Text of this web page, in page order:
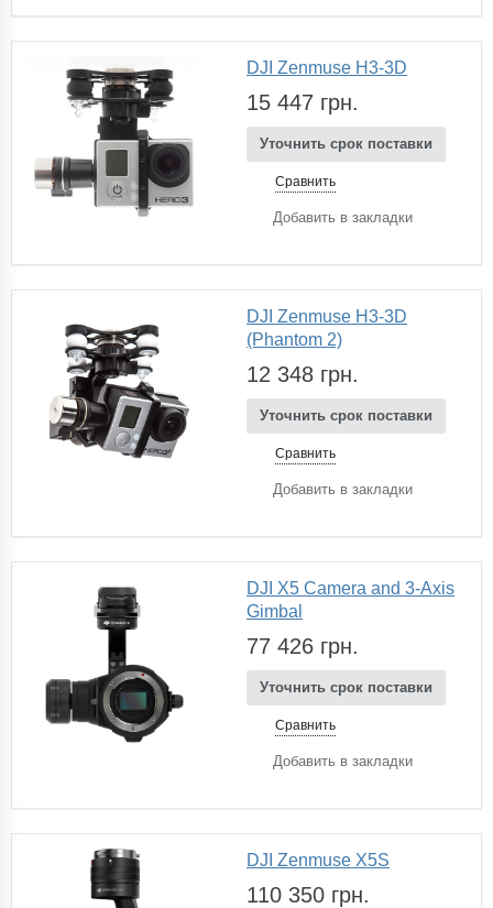
DJI Zenmuse H3-3D
15 447 грн.
Уточнить срок поставки
Сравнить
Добавить в закладки
DJI Zenmuse H3-3D
(Phantom 2)
12 348 грн.
Уточнить срок поставки
Сравнить
Добавить в закладки
DJI X5 Camera and 3-Axis
Gimbal
77 426 грн.
Уточнить срок поставки
Сравнить
Добавить в закладки
DJI Zenmuse X5S
110 350 грн.